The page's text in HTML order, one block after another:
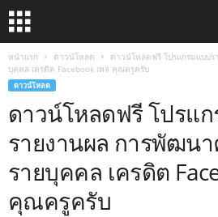
หน้าแรก ดาวน์โหลด
ดาวน์โหลดฟรี โปรแกรมแบบ
บุคคล เครดิต Facebook เพจ คุณครูครับ
ดาวน์โหลด
ดาวน์โหลดฟรี โปรแ
รายงานผล การพัฒน
รายบุคคล เครดิต
คุณครูครับ